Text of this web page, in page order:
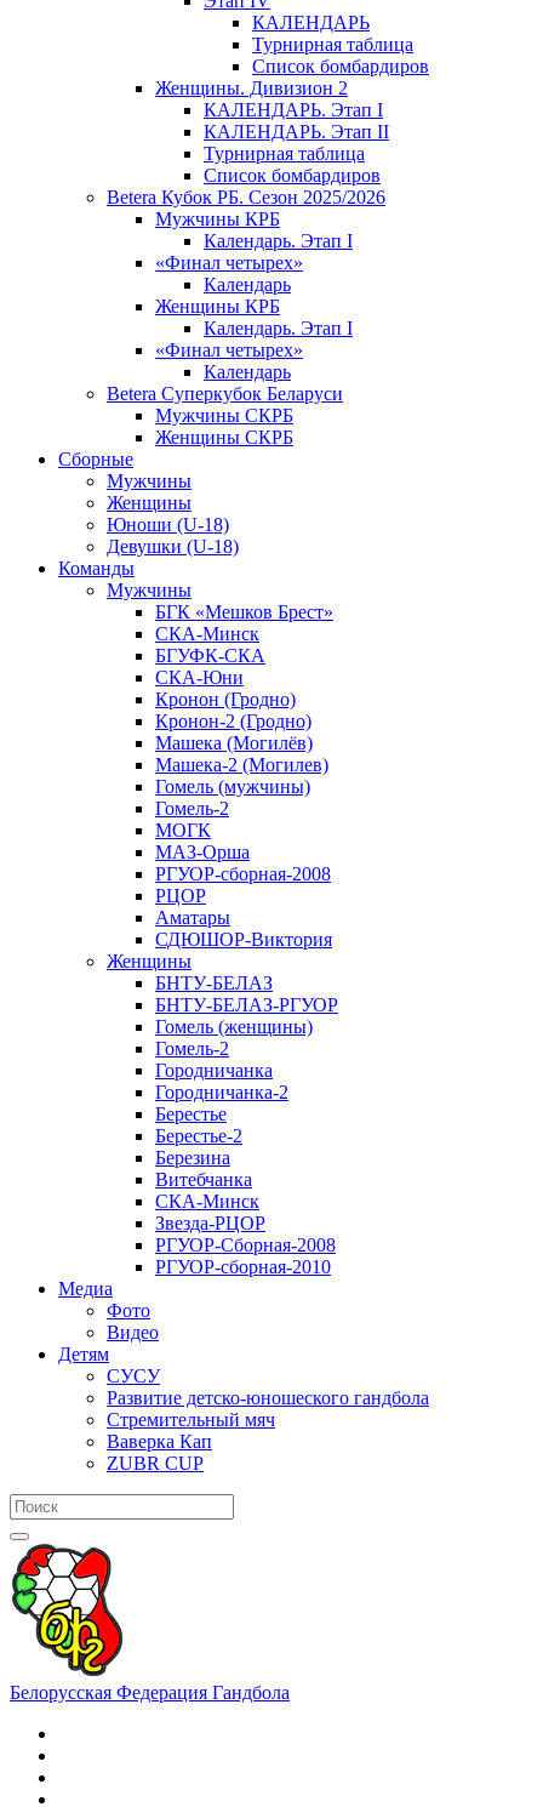
КАЛЕНДАРЬ
Турнирная таблица
Список бомбардиров
Женщины. Дивизион 2
КАЛЕНДАРЬ. Этап I
КАЛЕНДАРЬ. Этап II
Турнирная таблица
Список бомбардиров
Betera Кубок РБ. Сезон 2025/2026
Мужчины КРБ
Календарь. Этап I
«Финал четырех»
Календарь
Женщины КРБ
Календарь. Этап I
«Финал четырех»
Календарь
Betera Суперкубок Беларуси
Мужчины СКРБ
Женщины СКРБ
Сборные
Мужчины
Женщины
Юноши (U-18)
Девушки (U-18)
Команды
Мужчины
БГК «Мешков Брест»
СКА-Минск
БГУФК-СКА
СКА-Юни
Кронон (Гродно)
Кронон-2 (Гродно)
Машека (Могилёв)
Машека-2 (Могилев)
Гомель (мужчины)
Гомель-2
МОГК
МАЗ-Орша
РГУОР-сборная-2008
РЦОР
Аматары
СДЮШОР-Виктория
Женщины
БНТУ-БЕЛАЗ
БНТУ-БЕЛАЗ-РГУОР
Гомель (женщины)
Гомель-2
Городничанка
Городничанка-2
Берестье
Берестье-2
Березина
Витебчанка
СКА-Минск
Звезда-РЦОР
РГУОР-Сборная-2008
РГУОР-сборная-2010
Медиа
Фото
Видео
Детям
СУСУ
Развитие детско-юношеского гандбола
Стремительный мяч
Ваверка Кап
ZUBR CUP
Белорусская Федерация Гандбола